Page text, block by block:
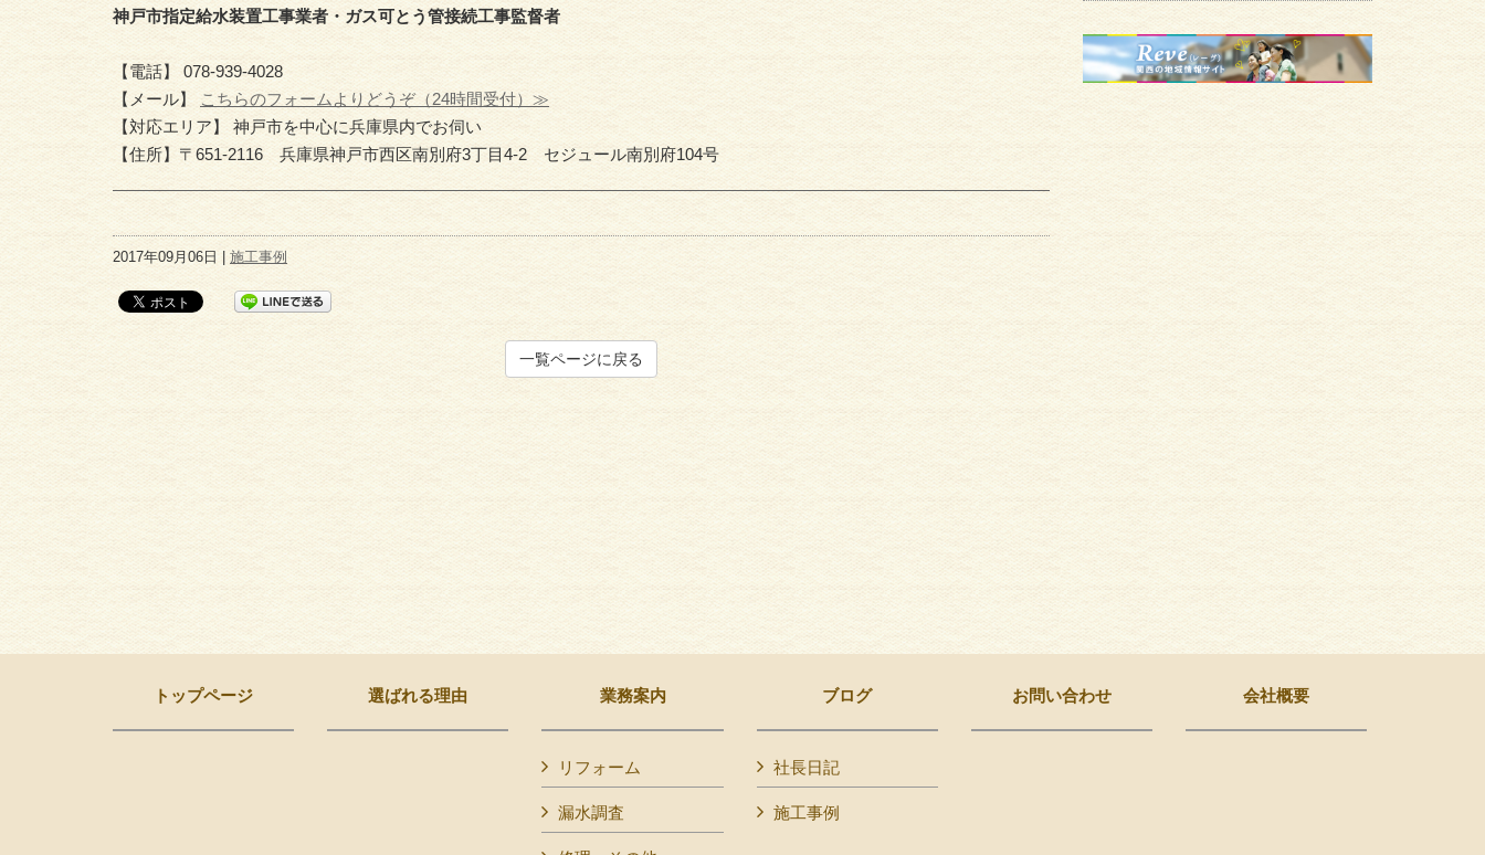
神戸市指定給水装置工事業者・ガス可とう管接続工事監督者
【電話】 078-939-4028
【メール】 こちらのフォームよりどうぞ（24時間受付）≫
【対応エリア】 神戸市を中心に兵庫県内でお伺い
【住所】〒651-2116 兵庫県神戸市西区南別府3丁目4-2 セジュール南別府104号
2017年09月06日 | 施工事例
一覧ページに戻る
トップページ 選ばれる理由 業務案内
リフォーム
漏水調査
ブログ
社長日記
施工事例
お問い合わせ 会社概要